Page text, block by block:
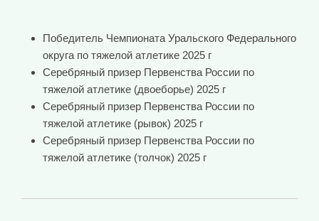
Победитель Чемпионата Уральского Федерального
округа по тяжелой атлетике 2025 г
Серебряный призер Первенства России по
тяжелой атлетике (двоеборье) 2025 г
Серебряный призер Первенства России по
тяжелой атлетике (рывок) 2025 г
Серебряный призер Первенства России по
тяжелой атлетике (толчок) 2025 г